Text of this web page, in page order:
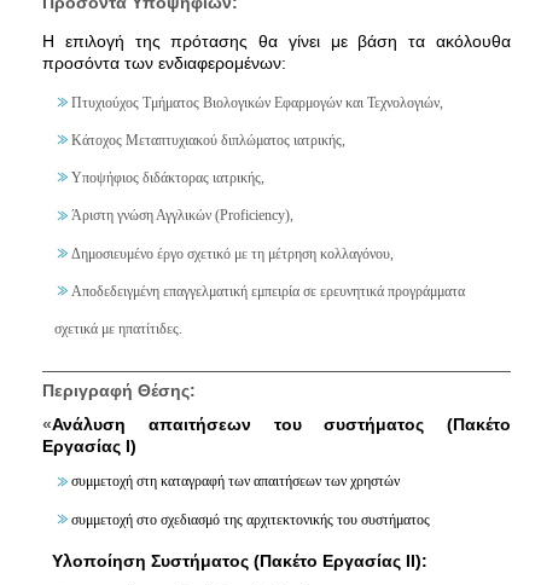
Η επιλογή της πρότασης θα γίνει με βάση τα ακόλουθα
προσόντα των ενδιαφερομένων:
Πτυχιούχος Τμήματος Βιολογικών Εφαρμογών και Τεχνολογιών,
Κάτοχος Μεταπτυχιακού διπλώματος ιατρικής,
Υποψήφιος διδάκτορας ιατρικής,
Άριστη γνώση Αγγλικών (Proficiency),
Δημοσιευμένο έργο σχετικό με τη μέτρηση κολλαγόνου,
Αποδεδειγμένη επαγγελματική εμπειρία σε ερευνητικά προγράμματα
σχετικά με ηπατίτιδες.
Περιγραφή Θέσης:
«Ανάλυση απαιτήσεων του συστήματος (Πακέτο
Εργασίας Ι)
συμμετοχή στη καταγραφή των απαιτήσεων των χρηστών
συμμετοχή στο σχεδιασμό της αρχιτεκτονικής του συστήματος
Υλοποίηση Συστήματος (Πακέτο Εργασίας ΙΙ):